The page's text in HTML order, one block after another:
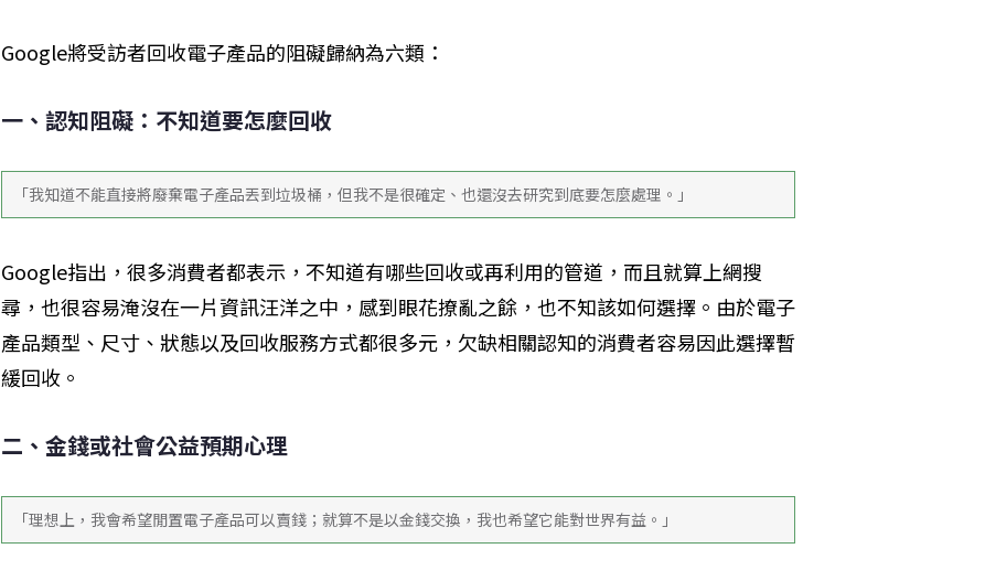
Google將受訪者回收電子產品的阻礙歸納為六類：
一、認知阻礙：不知道要怎麼回收
「我知道不能直接將廢棄電子產品丟到垃圾桶，但我不是很確定、也還沒去研究到底要怎麼處理。」
Google指出，很多消費者都表示，不知道有哪些回收或再利用的管道，而且就算上網搜
尋，也很容易淹沒在一片資訊汪洋之中，感到眼花撩亂之餘，也不知該如何選擇。由於電子
產品類型、尺寸、狀態以及回收服務方式都很多元，欠缺相關認知的消費者容易因此選擇暫
緩回收。
二、金錢或社會公益預期心理
「理想上，我會希望閒置電子產品可以賣錢；就算不是以金錢交換，我也希望它能對世界有益。」